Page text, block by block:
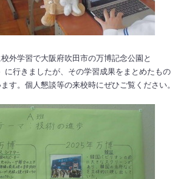
外学習で大阪府吹田市の万博記念公園と
に行きましたが、その学習成果をまとめたもの
す。個人懇談等の来校時にぜひご覧ください。